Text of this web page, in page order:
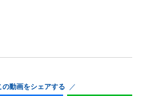
の動画をシェアする